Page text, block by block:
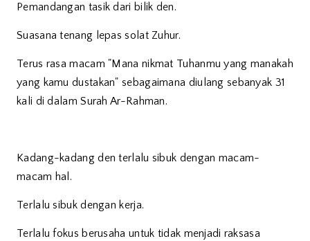
Pemandangan tasik dari bilik den.
Suasana tenang lepas solat Zuhur.
Terus rasa macam "Mana nikmat Tuhanmu yang manakah
yang kamu dustakan" sebagaimana diulang sebanyak 31
kali di dalam Surah Ar-Rahman.
Kadang-kadang den terlalu sibuk dengan macam-
macam hal.
Terlalu sibuk dengan kerja.
Terlalu fokus berusaha untuk tidak menjadi raksasa